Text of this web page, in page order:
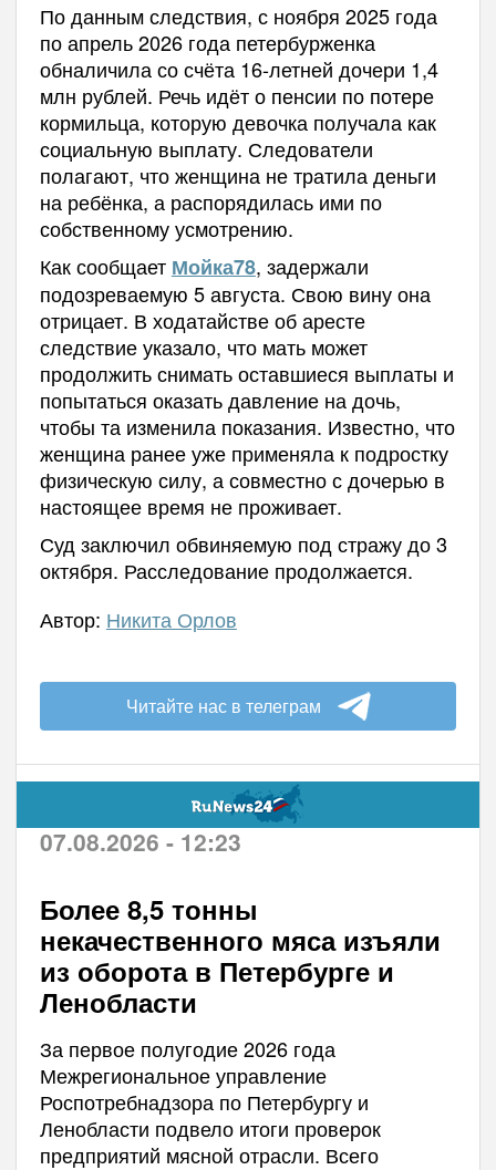
По данным следствия, с ноября 2025 года
по апрель 2026 года петербурженка
обналичила со счёта 16-летней дочери 1,4
млн рублей. Речь идёт о пенсии по потере
кормильца, которую девочка получала как
социальную выплату. Следователи
полагают, что женщина не тратила деньги
на ребёнка, а распорядилась ими по
собственному усмотрению.
Как сообщает Мойка78, задержали
подозреваемую 5 августа. Свою вину она
отрицает. В ходатайстве об аресте
следствие указало, что мать может
продолжить снимать оставшиеся выплаты и
попытаться оказать давление на дочь,
чтобы та изменила показания. Известно, что
женщина ранее уже применяла к подростку
физическую силу, а совместно с дочерью в
настоящее время не проживает.
Суд заключил обвиняемую под стражу до 3
октября. Расследование продолжается.
Автор: Никита Орлов
Читайте нас в телеграм
07.08.2026 - 12:23
Более 8,5 тонны
некачественного мяса изъяли
из оборота в Петербурге и
Ленобласти
За первое полугодие 2026 года
Межрегиональное управление
Роспотребнадзора по Петербургу и
Ленобласти подвело итоги проверок
предприятий мясной отрасли. Всего